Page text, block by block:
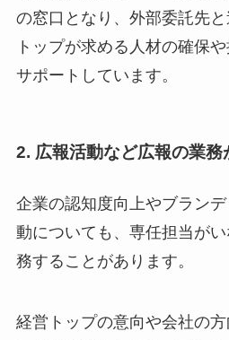
の窓口となり、外部委託先
トップが求める人材の確保
サポートしています。
2. 広報活動など広報の業務
企業の認知度向上やブラン
動についても、専任担当が
務することがあります。
経営トップの意向や会社の